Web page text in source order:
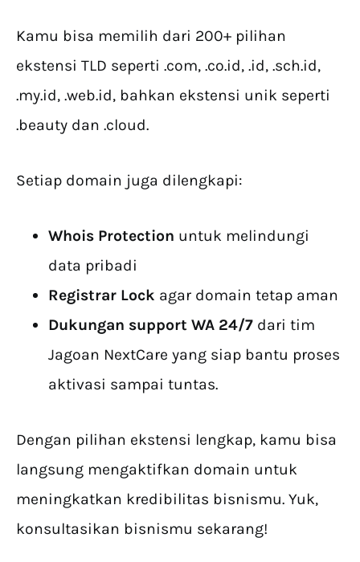
Kamu bisa memilih dari 200+ pilihan
ekstensi TLD seperti .com, .co.id, .id, .sch.id,
.my.id, .web.id, bahkan ekstensi unik seperti
.beauty dan .cloud.
Setiap domain juga dilengkapi:
Whois Protection untuk melindungi
data pribadi
Registrar Lock agar domain tetap aman
Dukungan support WA 24/7 dari tim
Jagoan NextCare yang siap bantu proses
aktivasi sampai tuntas.
Dengan pilihan ekstensi lengkap, kamu bisa
langsung mengaktifkan domain untuk
meningkatkan kredibilitas bisnismu. Yuk,
konsultasikan bisnismu sekarang!